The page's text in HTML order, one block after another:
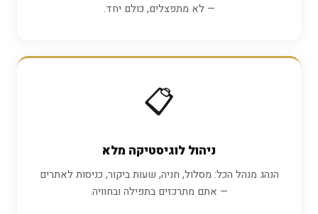
— לא מתפצלים, כולם יחד.
📋
ניהול לוגיסטיקה מלא
הנהג מנהל הכל: מסלול, חניה, שעות ביקור, כניסות לאתרים
— אתם מתרכזים בתפילה ובחוויה.